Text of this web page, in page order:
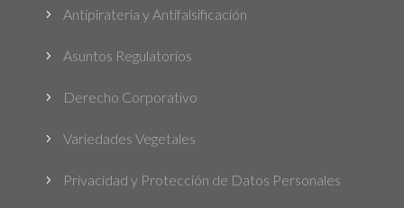
5 Antipiratería y Antifalsificación
5 Asuntos Regulatorios
5 Derecho Corporativo
5 Variedades Vegetales
5 Privacidad y Protección de Datos Personales